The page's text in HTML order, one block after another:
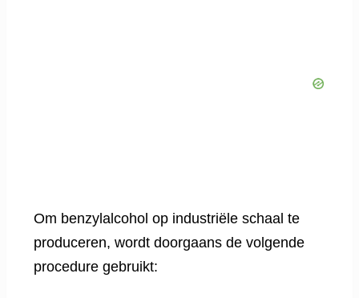
Om benzylalcohol op industriële schaal te
produceren, wordt doorgaans de volgende
procedure gebruikt: